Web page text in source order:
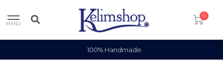
MENU
0
100% Handmade